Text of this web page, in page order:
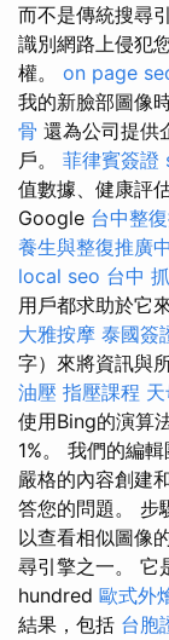
而不是傳統搜尋
識別網路上侵犯
權。 on page
我的新臉部圖像
骨 還為公司提供
戶。 菲律賓簽證
值數據、健康評
Google 台中整
養生與整復推廣
local seo 台中
用戶都求助於它
大雅按摩 泰國簽
字）來將資訊與
油壓 指壓課程
使用Bing的演算
1%。 我們的編
嚴格的內容創建
答您的問題。 步
以查看相似圖像
尋引擎之一。 它
hundred 歐式外
結果，包括 台胞